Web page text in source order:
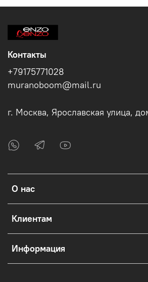
О нас
Клиентам
Информация
Контакты
+79175771028
muranoboom@mail.ru
г. Москва, Ярославская улица,